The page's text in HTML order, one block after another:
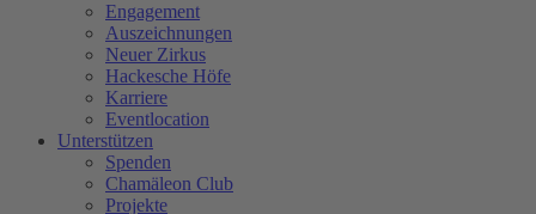
Engagement
Auszeichnungen
Neuer Zirkus
Hackesche Höfe
Karriere
Eventlocation
Unterstützen
Spenden
Chamäleon Club
Projekte